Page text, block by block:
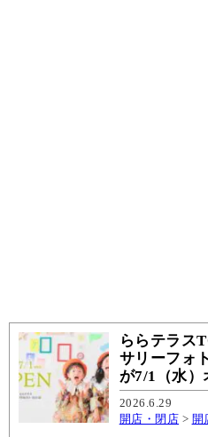
ららテラス
サリーフォ
が7/1（水）
2026.6.29
開店・閉店 > 開